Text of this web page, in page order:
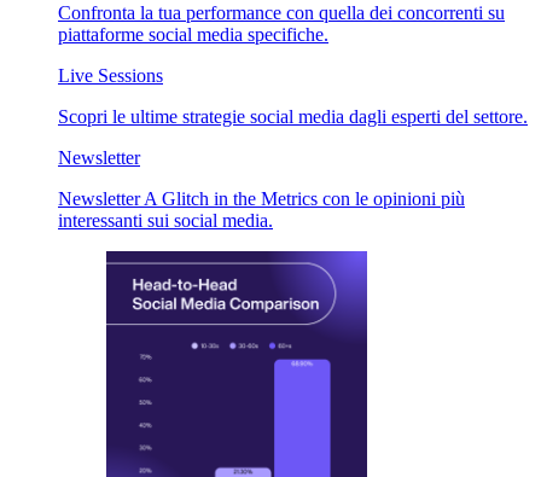
Confronta la tua performance con quella dei concorrenti su
piattaforme social media specifiche.
Live Sessions
Scopri le ultime strategie social media dagli esperti del settore.
Newsletter
Newsletter A Glitch in the Metrics con le opinioni più
interessanti sui social media.